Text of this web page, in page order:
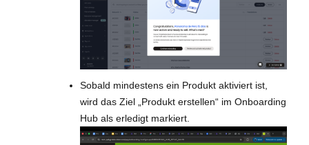
Sobald mindestens ein Produkt aktiviert ist,
wird das Ziel „Produkt erstellen“ im Onboarding
Hub als erledigt markiert.